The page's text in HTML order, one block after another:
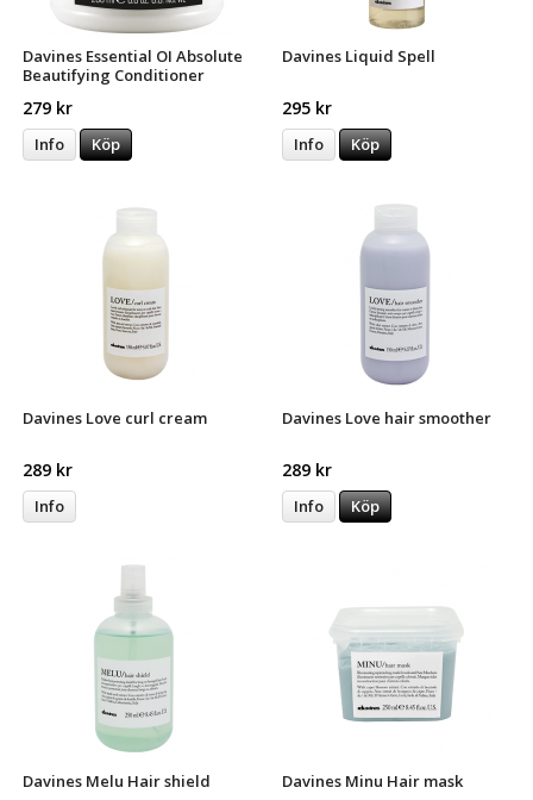
Davines Essential OI Absolute
Beautifying Conditioner
279 kr
Info Köp
Davines Liquid Spell
295 kr
Info Köp
Davines Love curl cream
289 kr
Info
Davines Love hair smoother
289 kr
Info Köp
Davines Melu Hair shield Davines Minu Hair mask